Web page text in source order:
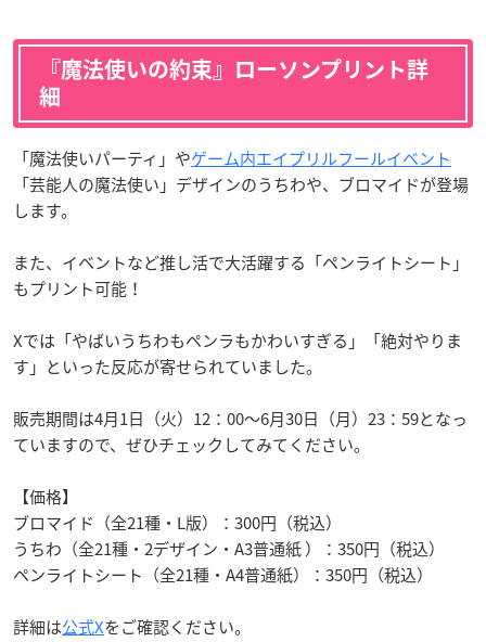
『魔法使いの約束』ローソンプリント詳
細
「魔法使いパーティ」やゲーム内エイプリルフールイベント
「芸能人の魔法使い」デザインのうちわや、ブロマイドが登場
します。
また、イベントなど推し活で大活躍する「ペンライトシート」
もプリント可能！
Xでは「やばいうちわもペンラもかわいすぎる」「絶対やりま
す」といった反応が寄せられていました。
販売期間は4月1日（火）12：00～6月30日（月）23：59となっ
ていますので、ぜひチェックしてみてください。
【価格】
ブロマイド（全21種・L版）：300円（税込）
うちわ（全21種・2デザイン・A3普通紙 ）：350円（税込）
ペンライトシート（全21種・A4普通紙）：350円（税込）
詳細は公式Xをご確認ください。